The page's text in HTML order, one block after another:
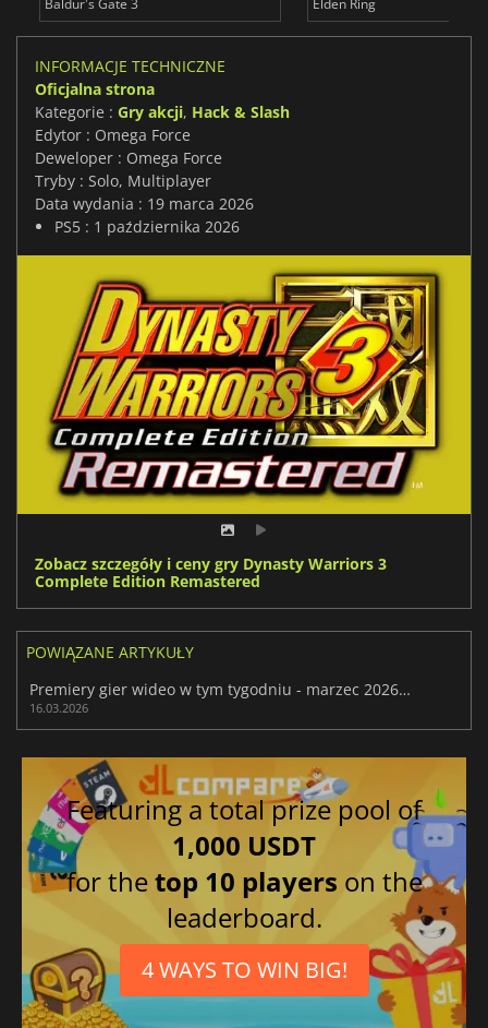
Baldur's Gate 3 Elden Ring
INFORMACJE TECHNICZNE
Oficjalna strona
Kategorie : Gry akcji, Hack & Slash
Edytor : Omega Force
Deweloper : Omega Force
Tryby : Solo, Multiplayer
Data wydania : 19 marca 2026
PS5 : 1 października 2026
Zobacz szczegóły i ceny gry Dynasty Warriors 3
Complete Edition Remastered
POWIĄZANE ARTYKUŁY
Premiery gier wideo w tym tygodniu - marzec 2026 (tydzień 12)
16.03.2026
Featuring a total prize pool of
1,000 USDT
for thetop 10 players on the
leaderboard.
4 WAYS TO WIN BIG!